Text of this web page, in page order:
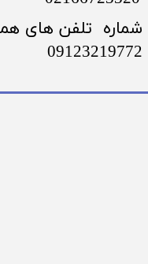
09123219772